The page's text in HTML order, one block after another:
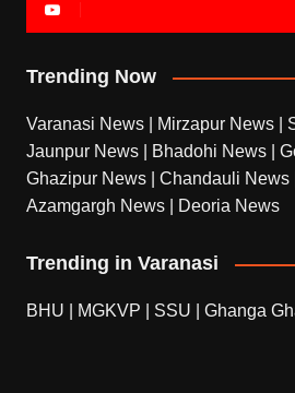
Trending Now
Varanasi News Mirzapur News
Jaunpur News
Bhadohi News
Ghazipur News
Chandauli News
Azamgargh News
Deoria News
Trending in Varanasi
BHU MGKVP SSU Ghanga